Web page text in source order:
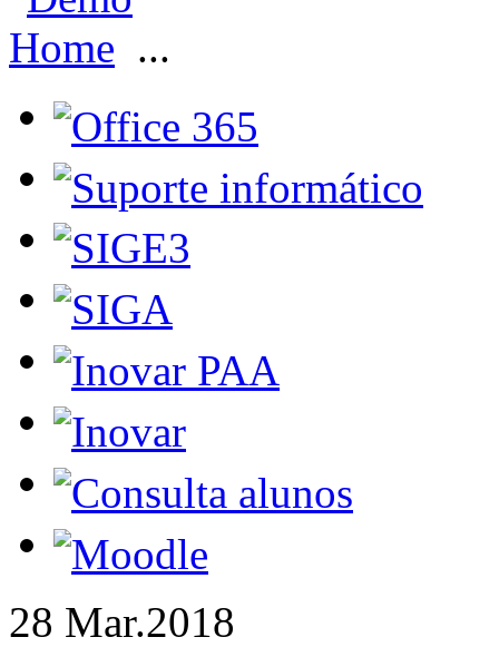
Home ...
28 Mar.2018